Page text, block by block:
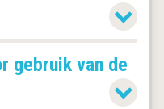
gebruik van de